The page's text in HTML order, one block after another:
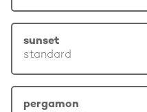
sunset
standard
pergamon